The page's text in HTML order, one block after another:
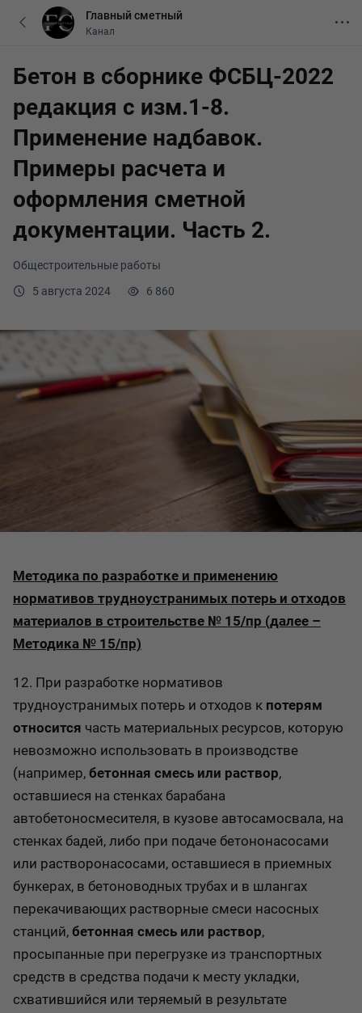
Общестроительные работы
5 августа 2024
6 860
Бетон в сборнике ФСБЦ-2022
редакция с изм.1-8.
Применение надбавок.
Примеры расчета и
оформления сметной
документации. Часть 2.
Методика по разработке и применению
нормативов трудноустранимых потерь и отходов
материалов в строительстве № 15/пр (далее –
Методика № 15/пр)
12. При разработке нормативов
трудноустранимых потерь и отходов к потерям
относится часть материальных ресурсов, которую
невозможно использовать в производстве
(например, бетонная смесь или раствор,
оставшиеся на стенках барабана
автобетоносмесителя, в кузове автосамосвала, на
стенках бадей, либо при подаче бетононасосами
или растворонасосами, оставшиеся в приемных
бункерах, в бетоноводных трубах и в шлангах
перекачивающих растворные смеси насосных
станций, бетонная смесь или раствор,
просыпанные при перегрузке из транспортных
средств в средства подачи к месту укладки,
схватившийся или теряемый в результате
Главный сметный
Канал